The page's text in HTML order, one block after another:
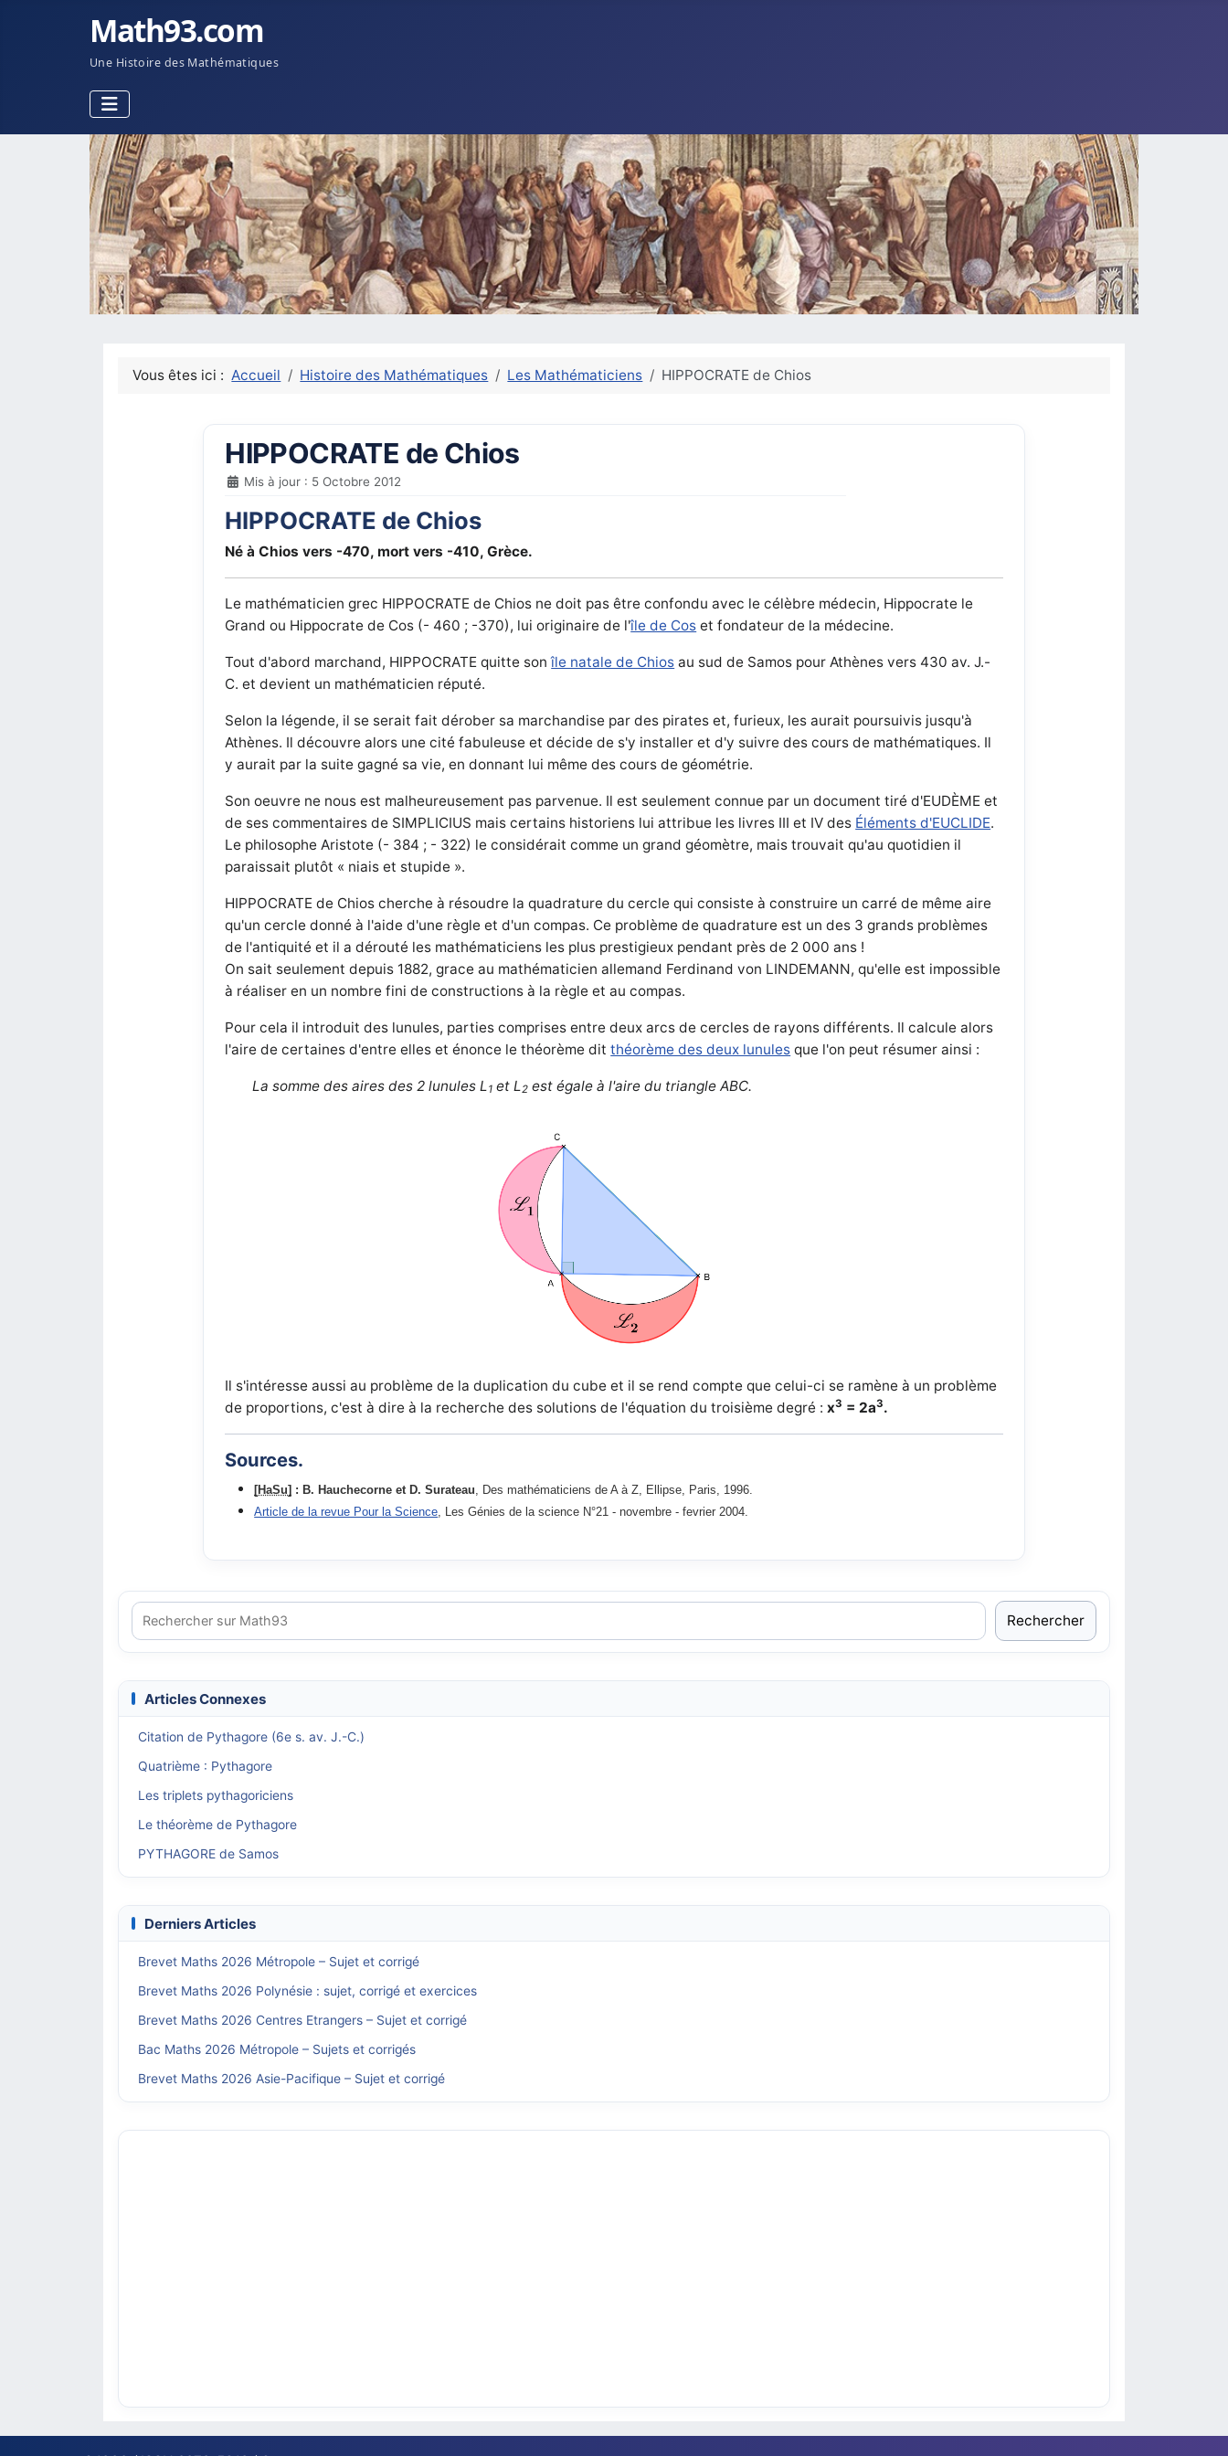
Math93.com
Une Histoire des Mathématiques
Vous êtes ici :Accueil Histoire des Mathématiques Les Mathématiciens HIPPOCRATE de Chios
HIPPOCRATE de Chios
Mis à jour : 5 Octobre 2012
HIPPOCRATE de Chios
Né à Chios vers -470, mort vers -410, Grèce.
Le mathématicien grec HIPPOCRATE de Chios ne doit pas être confondu avec le célèbre médecin, Hippocrate le
Grand ou Hippocrate de Cos (- 460 ; -370), lui originaire de l'île de Cos et fondateur de la médecine.
Tout d'abord marchand, HIPPOCRATE quitte sonîle natale de Chios au sud de Samos pour Athènes vers 430 av. J.-
C. et devient un mathématicien réputé.
Selon la légende, il se serait fait dérober sa marchandise par des pirates et, furieux, les aurait poursuivis jusqu'à
Athènes. Il découvre alors une cité fabuleuse et décide de s'y installer et d'y suivre des cours de mathématiques. Il
y aurait par la suite gagné sa vie, en donnant lui même des cours de géométrie.
Son oeuvre ne nous est malheureusement pas parvenue. Il est seulement connue par un document tiré d'EUDÈME et
de ses commentaires de SIMPLICIUS mais certains historiens lui attribue les livres III et IV des Éléments d'EUCLIDE.
Le philosophe Aristote (- 384 ; - 322) le considérait comme un grand géomètre, mais trouvait qu'au quotidien il
paraissait plutôt « niais et stupide ».
HIPPOCRATE de Chios cherche à résoudre la quadrature du cercle qui consiste à construire un carré de même aire
qu'un cercle donné à l'aide d'une règle et d'un compas. Ce problème de quadrature est un des 3 grands problèmes
de l'antiquité et il a dérouté les mathématiciens les plus prestigieux pendant près de 2 000 ans !
On sait seulement depuis 1882, grace au mathématicien allemand Ferdinand von LINDEMANN, qu'elle est impossible
à réaliser en un nombre fini de constructions à la règle et au compas.
Pour cela il introduit des lunules, parties comprises entre deux arcs de cercles de rayons différents. Il calcule alors
l'aire de certaines d'entre elles et énonce le théorème ditthéorème des deux lunules que l'on peut résumer ainsi :
La somme des aires des 2 lunules L 1 et L2 est égale à l'aire du triangle ABC.
Il s'intéresse aussi au problème de la duplication du cube et il se rend compte que celui-ci se ramène à un problème
de proportions, c'est à dire à la recherche des solutions de l'équation du troisième degré :x3 = 2a3.
Sources.
[HaSu] : B. Hauchecorne et D. Surateau , Des mathématiciens de A à Z, Ellipse, Paris, 1996.
Article de la revue Pour la Science , Les Génies de la science N°21 - novembre - fevrier 2004.
Rechercher
Articles Connexes
Citation de Pythagore (6e s. av. J.-C.)
Quatrième : Pythagore
Les triplets pythagoriciens
Le théorème de Pythagore
PYTHAGORE de Samos
Derniers Articles
Brevet Maths 2026 Métropole – Sujet et corrigé
Brevet Maths 2026 Polynésie : sujet, corrigé et exercices
Brevet Maths 2026 Centres Etrangers – Sujet et corrigé
Bac Maths 2026 Métropole – Sujets et corrigés
Brevet Maths 2026 Asie-Pacifique – Sujet et corrigé